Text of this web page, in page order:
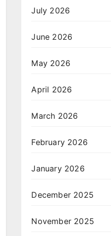
July 2026
June 2026
May 2026
April 2026
March 2026
February 2026
January 2026
December 2025
November 2025